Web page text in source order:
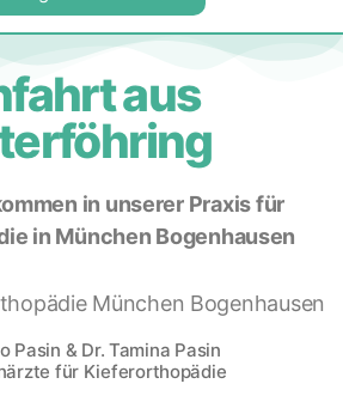
aus
in unserer Praxis für
in München Bogenhausen
Pasin & Dr. Tamina Pasin
für Kieferorthopädie